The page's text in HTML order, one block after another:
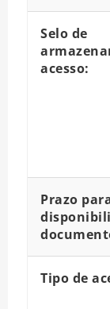
Selo de
acesso:
Prazo
Tipo de